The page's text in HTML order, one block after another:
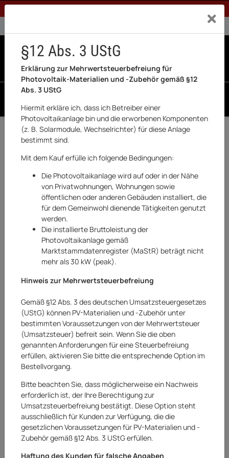
1% Rabatt bei Banküberweisung (Privatkunden)Exklusiv
Zurück Haushaltswaren & Elektronik
Shine
Sompex Shine LED Teelicht 4er Set
Fernbedienung Multi LED Echtwachs
§12 Abs. 3 UStG
Erklärung zur Mehrwertsteuerbefreiung für
Photovoltaik-Materialien und -Zubehör gemäß §12
Abs. 3 UStG
Hiermit erkläre ich, dass ich Betreiber einer
Photovoltaikanlage bin und die erworbenen Komponenten
(z. B. Solarmodule, Wechselrichter) für diese Anlage
bestimmt sind.
Mit dem Kauf erfülle ich folgende Bedingungen:
Die Photovoltaikanlage wird auf oder in der Nähe
von Privatwohnungen, Wohnungen sowie
öffentlichen oder anderen Gebäuden installiert, die
für dem Gemeinwohl dienende Tätigkeiten genutzt
werden.
Die installierte Bruttoleistung der
Photovoltaikanlage gemäß
Marktstammdatenregister (MaStR) beträgt nicht
mehr als 30 kW (peak).
Hinweis zur Mehrwertsteuerbefreiung
Gemäß §12 Abs. 3 des deutschen Umsatzsteuergesetzes
(UStG) können PV-Materialien und -Zubehör unter
bestimmten Voraussetzungen von der Mehrwertsteuer
(Umsatzsteuer) befreit sein. Wenn Sie die oben
genannten Anforderungen für eine Steuerbefreiung
erfüllen, aktivieren Sie bitte die entsprechende Option im
Bestellvorgang.
Bitte beachten Sie, dass möglicherweise ein Nachweis
erforderlich ist, der Ihre Berechtigung zur
Umsatzsteuerbefreiung bestätigt. Diese Option steht
ausschließlich für Kunden zur Verfügung, die die
gesetzlichen Voraussetzungen für PV-Materialien und -
Zubehör gemäß §12 Abs. 3 UStG erfüllen.
Haftung des Kunden für falsche Angaben